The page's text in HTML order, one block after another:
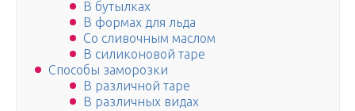
В бутылках
В формах для льда
Со сливочным маслом
В силиконовой таре
Способы заморозки
В различной таре
В различных видах